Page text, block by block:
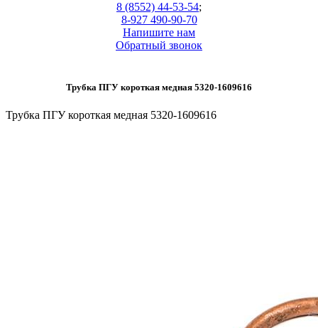
8 (8552) 44-53-54;
8-927 490-90-70
Напишите нам
Обратный звонок
Трубка ПГУ короткая медная 5320-1609616
Трубка ПГУ короткая медная 5320-1609616